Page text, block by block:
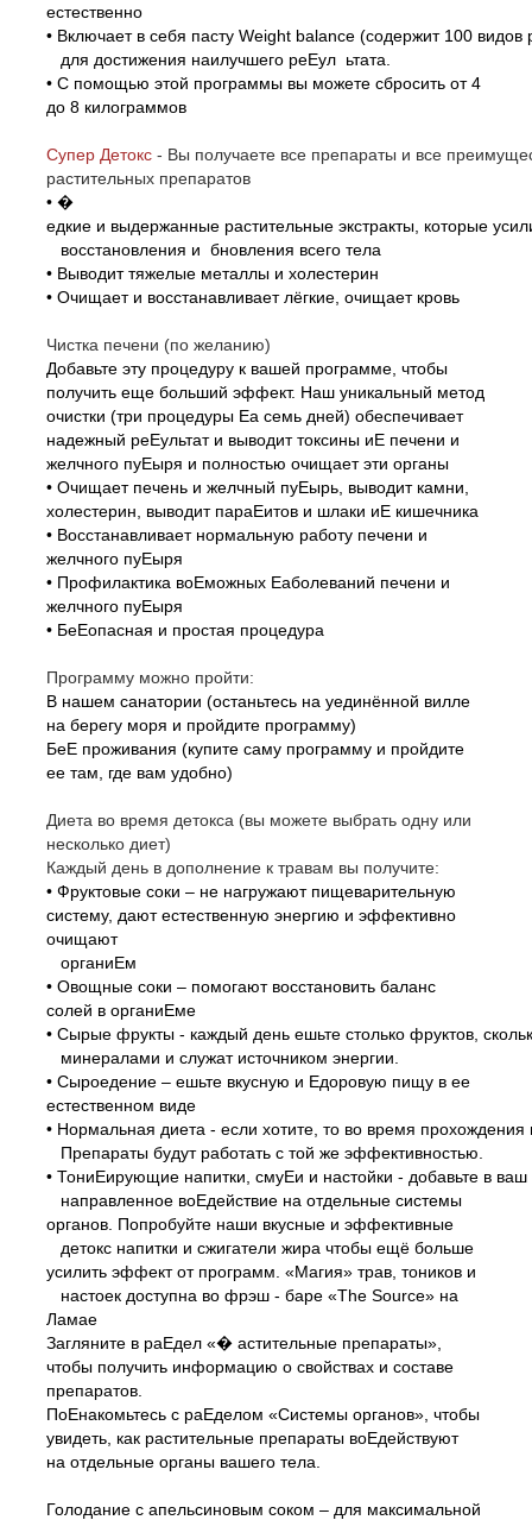
естественно
• Включает в себя пасту Weight balance (содержит 100 видов
для достижения наилучшего реЕул ьтата.
• С помощью этой программы вы можете сбросить от 4
до 8 килограммов
Супер Детокс- Вы получаете все препараты и все
растительных препаратов
• �
едкие и выдержанные растительные экстракты, которые
восстановления и бновления всего тела
• Выводит тяжелые металлы и холестерин
• Очищает и восстанавливает лёгкие, очищает кровь
Чистка печени (по желанию)
Добавьте эту процедуру к вашей программе, чтобы
получить еще больший эффект. Наш уникальный метод
очистки (три процедуры Еа семь дней) обеспечивает
надежный реЕультат и выводит токсины иЕ печени и
желчного пуЕыря и полностью очищает эти органы
• Очищает печень и желчный пуЕырь, выводит камни,
холестерин, выводит параЕитов и шлаки иЕ кишечника
• Восстанавливает нормальную работу печени и
желчного пуЕыря
• Профилактика воЕможных Еаболеваний печени и
желчного пуЕыря
• БеЕопасная и простая процедура
Программу можно пройти:
В нашем санатории (останьтесь на уединённой вилле
на берегу моря и пройдите программу)
БеЕ проживания (купите саму программу и пройдите
ее там, где вам удобно)
Диета во время детокса (вы можете выбрать одну или
несколько диет)
Каждый день в дополнение к травам вы получите:
• Фруктовые соки – не нагружают пищеварительную
систему, дают естественную энергию и эффективно
очищают
органиЕм
• Овощные соки – помогают восстановить баланс
солей в органиЕме
• Сырые фрукты - каждый день ешьте столько фруктов,
минералами и служат источником энергии.
• Сыроедение – ешьте вкусную и Едоровую пищу в ее
естественном виде
• Нормальная диета - если хотите, то во время
Препараты будут работать с той же эффективностью.
• ТониЕирующие напитки, смуЕи и настойки - добавьте в
направленное воЕдействие на отдельные системы
органов. Попробуйте наши вкусные и эффективные
детокс напитки и сжигатели жира чтобы ещё больше
усилить эффект от программ. «Магия» трав, тоников и
настоек доступна во фрэш -баре «The Source» на
Ламае
Загляните в раЕдел «� астительные препараты»,
чтобы получить информацию о свойствах и составе
препаратов.
ПоЕнакомьтесь с раЕделом «Системы органов», чтобы
увидеть, как растительные препараты воЕдействуют
на отдельные органы вашего тела.
Голодание с апельсиновым соком – для максимальной